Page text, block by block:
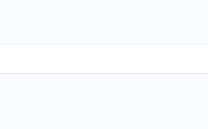
libros que llegaron a ser bestsellers.